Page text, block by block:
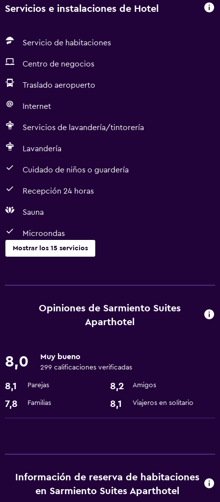
Servicios e instalaciones de Hotel
Servicio de habitaciones
Centro de negocios
Traslado aeropuerto
Internet
Servicios de lavandería/tintorería
Lavandería
Cuidado de niños o guardería
Recepción 24 horas
Sauna
Microondas
Mostrar los 15 servicios
Servicio de habitaciones
Centro de negocios
Ascensor
Lavandería
Lavandería
Microondas
Opiniones de Sarmiento Suites
Aparthotel
8,0 Muy bueno
299 calificaciones verificadas
8,1 Parejas 8,2 Amigos
7,8 Familias 8,1 Viajeros en solitario
Información de reserva de habitaciones
en Sarmiento Suites Aparthotel